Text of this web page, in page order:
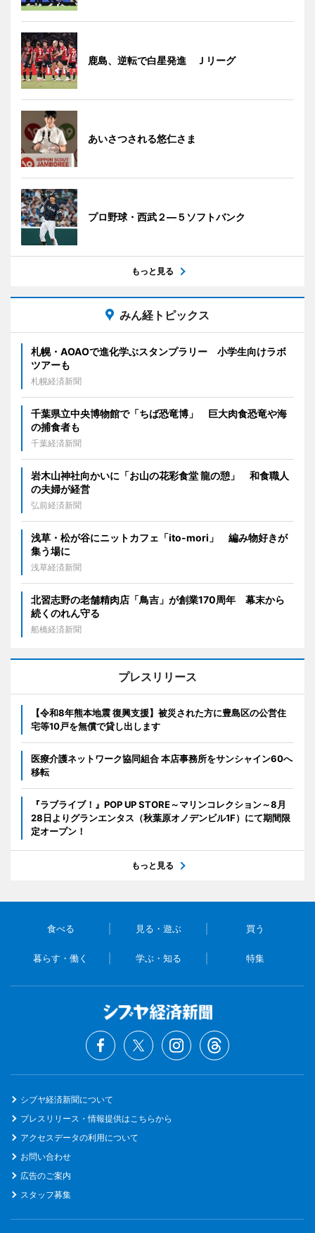
鹿島、逆転で白星発進 Ｊリーグ
あいさつされる悠仁さま
プロ野球・西武２―５ソフトバンク
もっと見る
みん経トピックス
札幌・AOAOで進化学ぶスタンプラリー 小学生向けラボ
ツアーも
札幌経済新聞
千葉県立中央博物館で「ちば恐竜博」 巨大肉食恐竜や海
の捕食者も
千葉経済新聞
岩木山神社向かいに「お山の花彩食堂 龍の憩」 和食職人
の夫婦が経営
弘前経済新聞
浅草・松が谷にニットカフェ「ito-mori」 編み物好きが
集う場に
浅草経済新聞
北習志野の老舗精肉店「鳥吉」が創業170周年 幕末から
続くのれん守る
船橋経済新聞
プレスリリース
【令和8年熊本地震 復興支援】被災された方に豊島区の公営住
宅等10戸を無償で貸し出します
医療介護ネットワーク協同組合 本店事務所をサンシャイン60へ
移転
『ラブライブ！』POP UP STORE～マリンコレクション～8月
28日よりグランエンタス（秋葉原オノデンビル1F）にて期間限
定オープン！
もっと見る
食べる 見る・遊ぶ 買う
暮らす・働く 学ぶ・知る 特集
シブヤ経済新聞について
プレスリリース・情報提供はこちらから
アクセスデータの利用について
お問い合わせ
広告のご案内
スタッフ募集